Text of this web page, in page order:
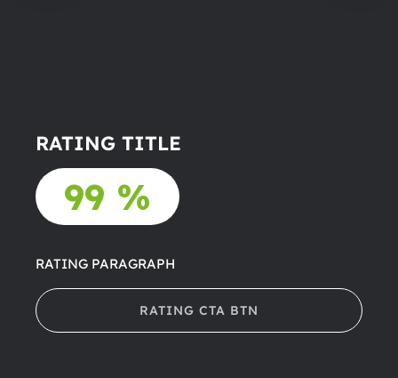
RATING TITLE
99 %
RATING PARAGRAPH
RATING CTA BTN